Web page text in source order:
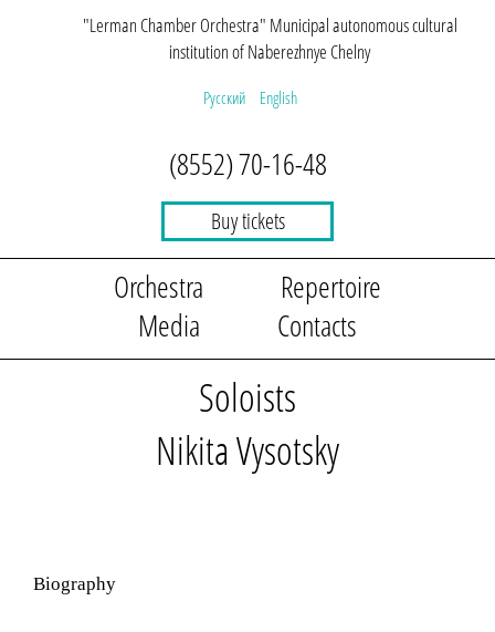
"Lerman Chamber Orchestra" Municipal autonomouscultural
institutionof Naberezhnye Chelny
Русский English
(8552) 70-16-48
Buy tickets
Orchestra
Repertoire
Media
Contacts
Soloists
Nikita Vysotsky
Biography